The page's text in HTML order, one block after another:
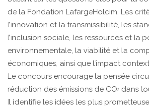
de la Fondation LafargeHolcim. Les
l’innovation et la transmissibilité, les
l’inclusion sociale, les ressources et la
environnementale, la viabilité et la
économiques, ainsi que l’impact
Le concours encourage la pensée
réduction des émissions de CO2 dans
Il identifie les idées les plus